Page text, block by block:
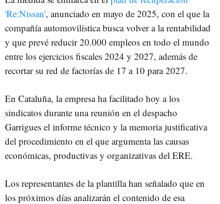
'Re:Nissan', anunciado en mayo de 2025, con el que la
compañía automovilística busca volver a la rentabilidad
y que prevé reducir 20.000 empleos en todo el mundo
entre los ejercicios fiscales 2024 y 2027, además de
recortar su red de factorías de 17 a 10 para 2027.
En Cataluña, la empresa ha facilitado hoy a los
sindicatos durante una reunión en el despacho
Garrigues el informe técnico y la memoria justificativa
del procedimiento en el que argumenta las causas
económicas, productivas y organizativas del ERE.
Los representantes de la plantilla han señalado que en
los próximos días analizarán el contenido de esa